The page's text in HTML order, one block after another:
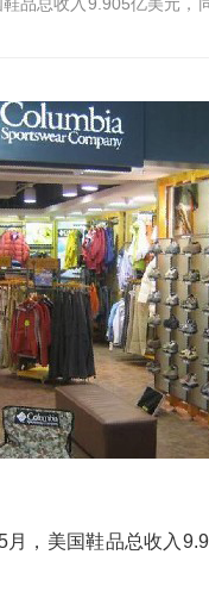
美国鞋品总收入